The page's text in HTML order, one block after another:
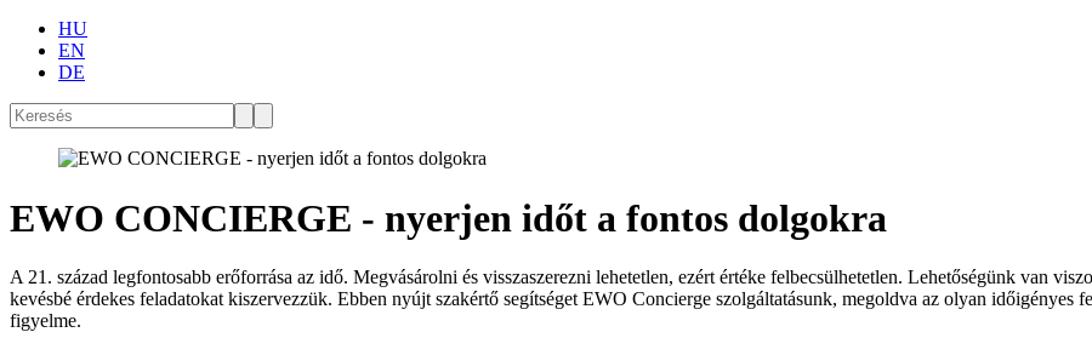
HU
EN
DE
EWO CONCIERGE - nyerjen időt a fontos dolgokra
A 21. század legfontosabb erőforrása az idő. Megvásárolni és visszaszerezni lehetetlen, ezért értéke felbecsülhetetlen. Lehetőségünk van
kevésbé érdekes feladatokat kiszervezzük. Ebben nyújt szakértő segítséget EWO Concierge szolgáltatásunk, megoldva az olyan
figyelme.